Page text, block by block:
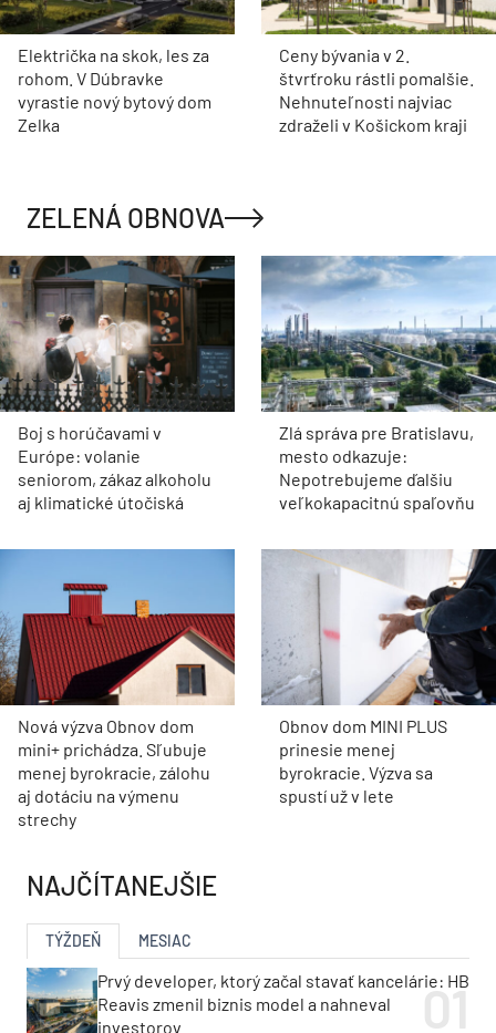
Električka na skok, les za
rohom. V Dúbravke
vyrastie nový bytový dom
Zelka
Ceny bývania v 2.
štvrťroku rástli pomalšie.
Nehnuteľnosti najviac
zdraželi v Košickom kraji
ZELENÁ OBNOVA
Boj s horúčavami v
Európe: volanie
seniorom, zákaz alkoholu
aj klimatické útočiská
Zlá správa pre Bratislavu,
mesto odkazuje:
Nepotrebujeme ďalšiu
veľkokapacitnú spaľovňu
Nová výzva Obnov dom
mini+ prichádza. Sľubuje
menej byrokracie, zálohu
aj dotáciu na výmenu
strechy
Obnov dom MINI PLUS
prinesie menej
byrokracie. Výzva sa
spustí už v lete
NAJČÍTANEJŠIE
TÝŽDEŇ MESIAC
Prvý developer, ktorý začal stavať kancelárie: HB
Reavis zmenil biznis model a nahneval
investorov